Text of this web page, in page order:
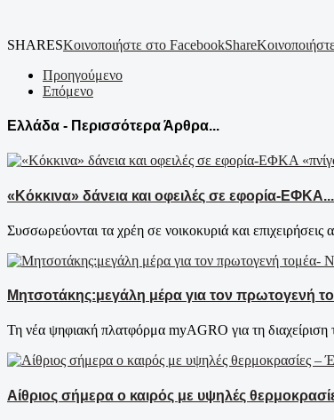
SHARESΚοινοποιήστε στο FacebookShare
Προηγούμενο
Επόμενο
Ελλάδα - Περισσότερα Άρθρα...
«Κόκκινα» δάνεια και οφειλές σε εφορία-ΕΦΚΑ...
Συσσωρεύονται τα χρέη σε νοικοκυριά και επιχειρήσεις
Μητσοτάκης:μεγάλη μέρα για τον πρωτογενή
Τη νέα ψηφιακή πλατφόρμα myAGRO για τη
Αίθριος σήμερα ο καιρός με υψηλές